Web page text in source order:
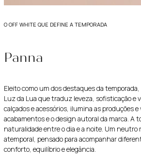
o off white que define a temporada
Panna
Eleito como um dos destaques da
Luz da Lua que traduz leveza, sofisticação e
calçados e acessórios, ilumina as produções
acabamentos e o design autoral da marca. A
naturalidade entre o dia e a noite. Um neutro
atemporal, pensado para acompanhar
conforto, equilíbrio e elegância.